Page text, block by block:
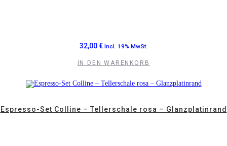
32,00€ Incl. 19% MwSt.
IN DEN WARENKORB
Espresso-Set Colline – Tellerschale rosa – Glanzplatinrand